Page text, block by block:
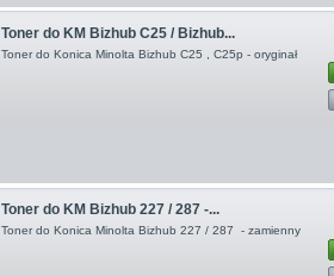
Toner do KM Bizhub C25 / Bizhub...
Toner do Konica Minolta Bizhub C25 , C25p - oryginał
Toner do KM Bizhub 227 / 287 -...
Toner do Konica Minolta Bizhub 227 / 287 - zamienny